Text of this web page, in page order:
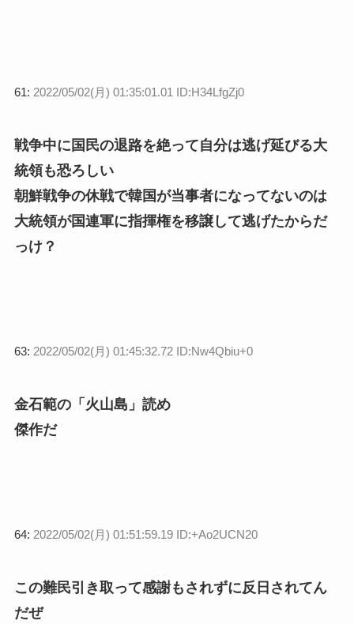
61: 2022/05/02(月) 01:35:01.01 ID:H34LfgZj0
戦争中に国民の退路を絶って自分は逃げ延びる大
統領も恐ろしい
朝鮮戦争の休戦で韓国が当事者になってないのは
大統領が国連軍に指揮権を移譲して逃げたからだ
っけ？
63: 2022/05/02(月) 01:45:32.72 ID:Nw4Qbiu+0
金石範の「火山島」読め
傑作だ
64: 2022/05/02(月) 01:51:59.19 ID:+Ao2UCN20
この難民引き取って感謝もされずに反日されてん
だぜ